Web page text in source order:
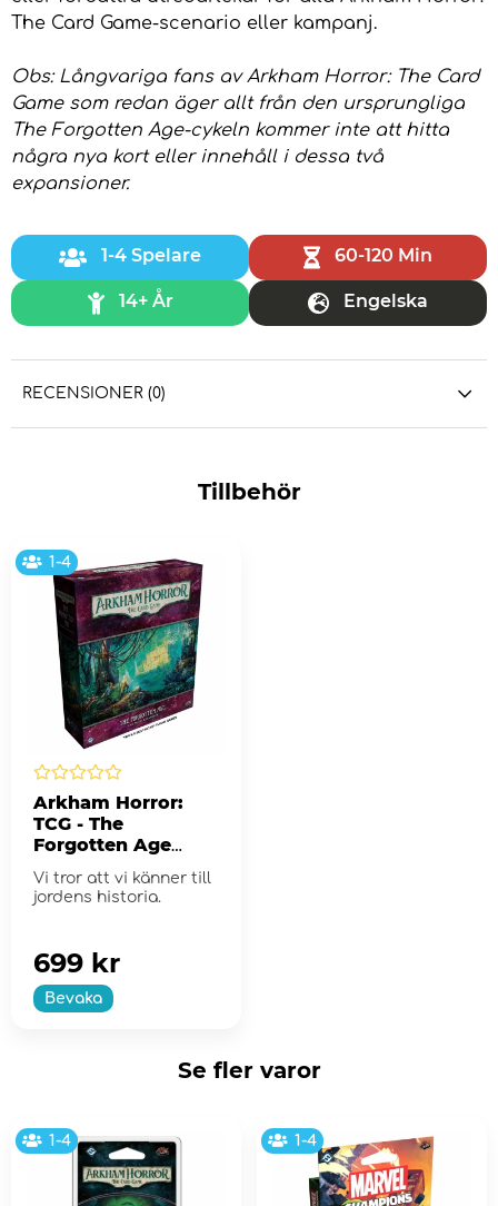
The Card Game-scenario eller kampanj.
Obs: Långvariga fans av Arkham Horror: The Card
Game som redan äger allt från den ursprungliga
The Forgotten Age-cykeln kommer inte att hitta
några nya kort eller innehåll i dessa två
expansioner.
1-4 Spelare 60-120 Min
14+ År Engelska
RECENSIONER (0)
Tillbehör
1-4
Arkham Horror:
TCG - The
Forgotten Age
Expansion
Vi tror att vi känner till
jordens historia.
Bevaka
699 kr
Se fler varor
1-4 1-4